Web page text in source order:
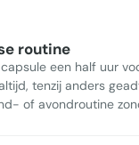
routine
capsule een half uur
tenzij anders
of avondroutine